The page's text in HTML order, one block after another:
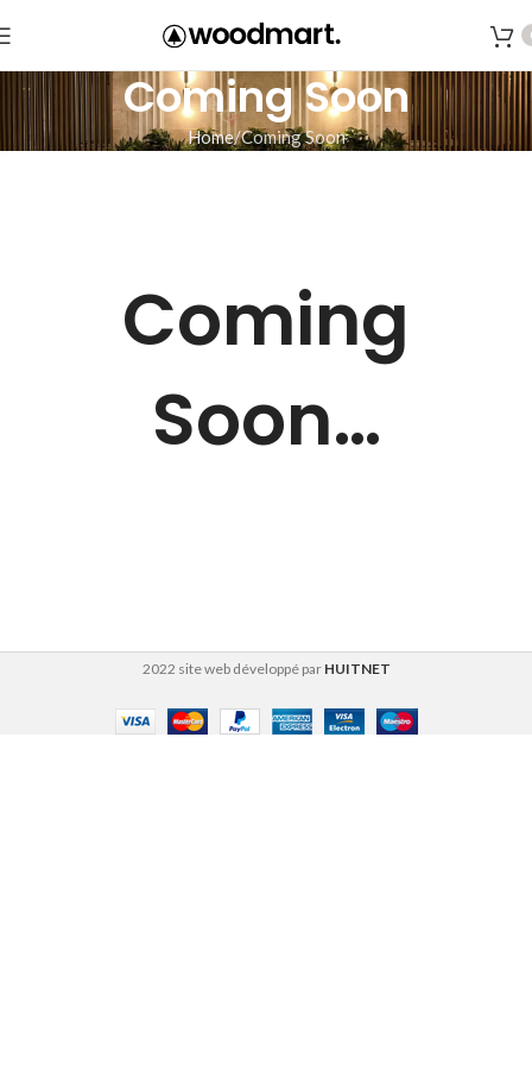
Coming Soon
Home Coming Soon
Coming
Soon…
2022 site web développé par HUITNET